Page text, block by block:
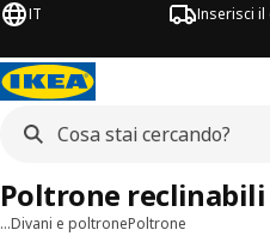
IT Inserisci il
…Divani e poltronePoltrone
Poltrone reclinabili